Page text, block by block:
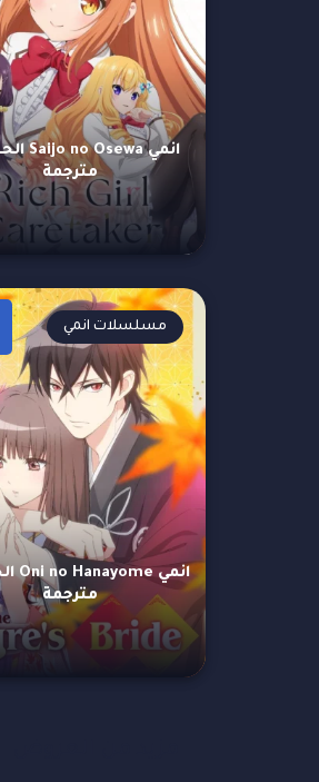
مترجمة
مترجمة
مسلسلات انمي